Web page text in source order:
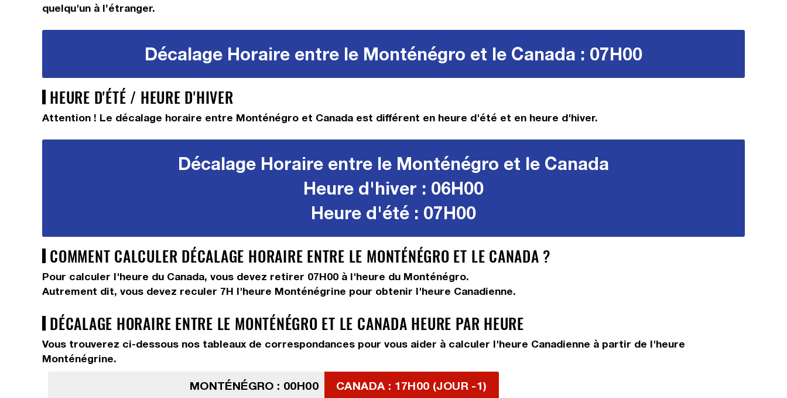
quelqu'un à l’étranger.
Décalage Horaire entre le Monténégro et le Canada : 07H00
HEURE D'ÉTÉ / HEURE D'HIVER
Attention ! Le décalage horaire entre Monténégro et Canada est différent en heure d'été et en heure d'hiver.
Décalage Horaire entre le Monténégro et le Canada
Heure d'hiver : 06H00
Heure d'été : 07H00
COMMENT CALCULER DÉCALAGE HORAIRE ENTRE LE MONTÉNÉGRO ET LE CANADA ?
Pour calculer l'heure du Canada, vous devez retirer 07H00 à l'heure du Monténégro.
Autrement dit, vous devez reculer 7H l'heure Monténégrine pour obtenir l'heure Canadienne.
DÉCALAGE HORAIRE ENTRE LE MONTÉNÉGRO ET LE CANADA HEURE PAR HEURE
Vous trouverez ci-dessous nos tableaux de correspondances pour vous aider à calculer l'heure Canadienne à partir de l'heure
Monténégrine.
MONTÉNÉGRO : 00H00 CANADA : 17H00 (JOUR -1)